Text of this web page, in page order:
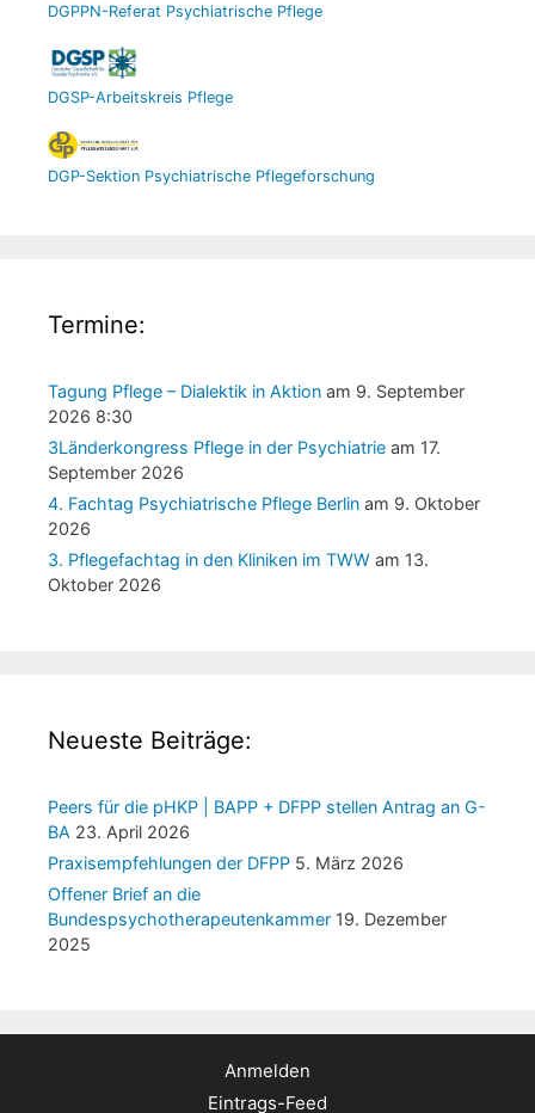
DGPPN-Referat Psychiatrische Pflege
DGSP-Arbeitskreis Pflege
DGP-Sektion Psychiatrische Pflegeforschung
Termine:
Tagung Pflege – Dialektik in Aktion am 9. September
2026 8:30
3Länderkongress Pflege in der Psychiatrie am 17.
September 2026
4. Fachtag Psychiatrische Pflege Berlin am 9. Oktober
2026
3. Pflegefachtag in den Kliniken im TWW am 13.
Oktober 2026
Neueste Beiträge:
Peers für die pHKP | BAPP + DFPP stellen Antrag an G-
BA 23. April 2026
Praxisempfehlungen der DFPP 5. März 2026
Offener Brief an die
Bundespsychotherapeutenkammer 19. Dezember
2025
Anmelden
Eintrags-Feed